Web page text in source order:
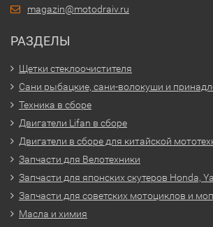
magazin@motodraiv.ru
РАЗДЕЛЫ
Щетки стеклоочистителя
Сани рыбацкие, сани-волокуши и
Техника в сборе
Двигатели Lifan в сборе
Двигатели в сборе для китайской
Запчасти для Велотехники
Запчасти для японских скутеров Honda,
Запчасти для советских мотоциклов и
Масла и химия